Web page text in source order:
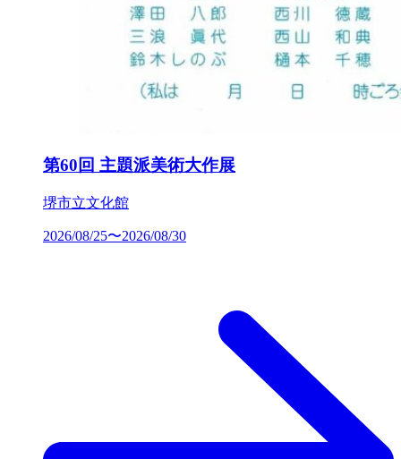
第60回 主題派美術大作展
堺市立文化館
2026/08/25〜2026/08/30